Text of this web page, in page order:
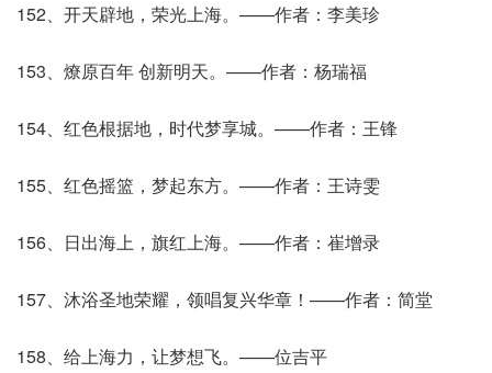
152、开天辟地，荣光上海。——作者：李美珍
153、燎原百年 创新明天。——作者：杨瑞福
154、红色根据地，时代梦享城。——作者：王锋
155、红色摇篮，梦起东方。——作者：王诗雯
156、日出海上，旗红上海。——作者：崔增录
157、沐浴圣地荣耀，领唱复兴华章！——作者：简堂
158、给上海力，让梦想飞。——位吉平